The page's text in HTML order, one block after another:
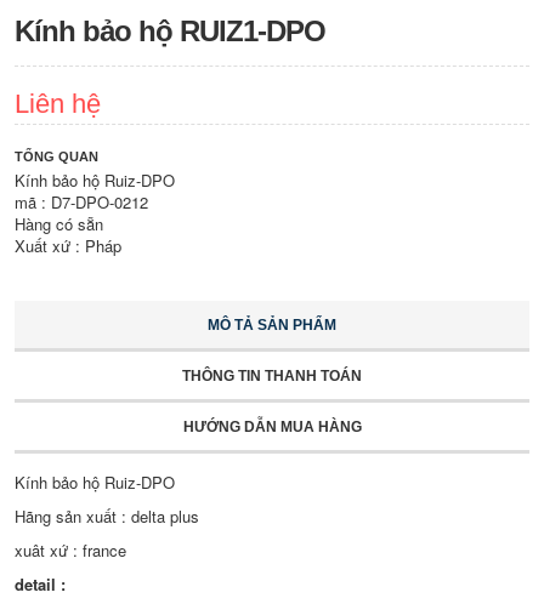
Kính bảo hộ RUIZ1-DPO
Liên hệ
TỔNG QUAN
Kính bảo hộ Ruiz-DPO
mã : D7-DPO-0212
Hàng có sẵn
Xuất xứ : Pháp
MÔ TẢ SẢN PHẨM
THÔNG TIN THANH TOÁN
HƯỚNG DẪN MUA HÀNG
Kính bảo hộ Ruiz-DPO
Hãng sản xuất : delta plus
xuât xứ : france
detail :